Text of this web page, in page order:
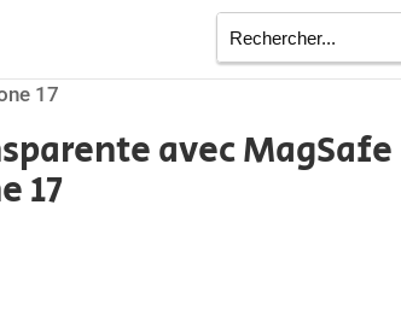
17
avec MagSafe
17